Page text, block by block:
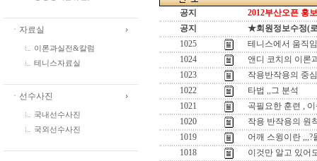
ㆍ자료실
이론과실전&칼럼
테니스자료실
ㆍ선수사진
국내선수사진
국외선수사진
공지
2012부산오픈 홍
공지
★회원정보수정(
1025
테니스에서 움직
1024
앤디 코치의 이론
1023
작용반작용의 중
1022
타법 ,,그 분석
1021
곡필요한 훈련 ,
1020
작용 반작용의 원
1019
어깨 스윙이란
1018
이것만 알고 있어